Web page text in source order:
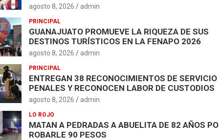
agosto 8, 2026 admin
PRINCIPAL
GUANAJUATO PROMUEVE LA RIQUEZA DE SUS
DESTINOS TURÍSTICOS EN LA FENAPO 2026
agosto 8, 2026 admin
PRINCIPAL
ENTREGAN 38 RECONOCIMIENTOS DE SERVICIO
PENALES Y RECONOCEN LABOR DE CUSTODIOS
agosto 8, 2026 admin
LO ROJO
MATAN A PEDRADAS A ABUELITA DE 82 AÑOS
ROBARLE 90 PESOS